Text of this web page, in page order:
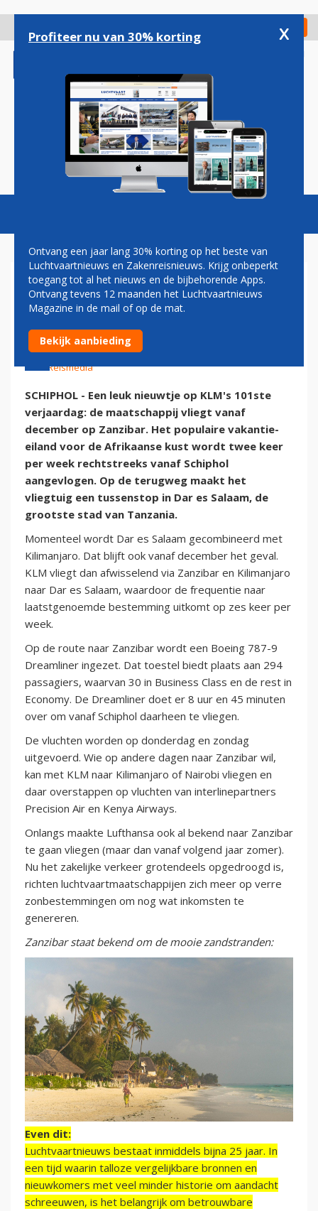
gaan
Check in
Magazine Podcasts Vacatures
KLM GAAT OP ZANZIBAR
VLIEGEN
7 oktober 2020 - 12:43 | Door:
Foto: Reismedia
SCHIPHOL - Een leuk nieuwtje op KLM's 101ste
verjaardag: de maatschappij vliegt vanaf
december op Zanzibar. Het populaire vakantie-
eiland voor de Afrikaanse kust wordt twee keer
per week rechtstreeks vanaf Schiphol
aangevlogen. Op de terugweg maakt het
vliegtuig een tussenstop in Dar es Salaam, de
grootste stad van Tanzania.
Momenteel wordt Dar es Salaam gecombineerd met
Kilimanjaro. Dat blijft ook vanaf december het geval.
KLM vliegt dan afwisselend via Zanzibar en Kilimanjaro
naar Dar es Salaam, waardoor de frequentie naar
laatstgenoemde bestemming uitkomt op zes keer per
week.
Op de route naar Zanzibar wordt een Boeing 787-9
Dreamliner ingezet. Dat toestel biedt plaats aan 294
passagiers, waarvan 30 in Business Class en de rest in
Economy. De Dreamliner doet er 8 uur en 45 minuten
over om vanaf Schiphol daarheen te vliegen.
De vluchten worden op donderdag en zondag
uitgevoerd. Wie op andere dagen naar Zanzibar wil,
kan met KLM naar Kilimanjaro of Nairobi vliegen en
daar overstappen op vluchten van interlinepartners
Precision Air en Kenya Airways.
Onlangs maakte Lufthansa ook al bekend naar Zanzibar
te gaan vliegen (maar dan vanaf volgend jaar zomer).
Nu het zakelijke verkeer grotendeels opgedroogd is,
richten luchtvaartmaatschappijen zich meer op verre
zonbestemmingen om nog wat inkomsten te
genereren.
Zanzibar staat bekend om de mooie zandstranden:
Even dit:
Luchtvaartnieuws bestaat inmiddels bijna 25 jaar. In
een tijd waarin talloze vergelijkbare bronnen en
nieuwkomers met veel minder historie om aandacht
schreeuwen, is het belangrijk om betrouwbare
Profiteer nu van 30% korting x
Ontvang een jaar lang 30% korting op het beste van
Luchtvaartnieuws en Zakenreisnieuws. Krijg onbeperkt
toegang tot al het nieuws en de bijbehorende Apps.
Ontvang tevens 12 maanden het Luchtvaartnieuws
Magazine in de mail of op de mat.
Bekijk aanbieding